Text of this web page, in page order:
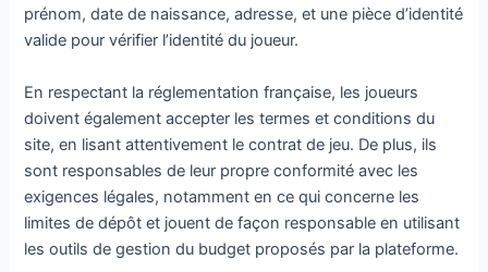
prénom, date de naissance, adresse, et une pièce d’identité
valide pour vérifier l’identité du joueur.
En respectant la réglementation française, les joueurs
doivent également accepter les termes et conditions du
site, en lisant attentivement le contrat de jeu. De plus, ils
sont responsables de leur propre conformité avec les
exigences légales, notamment en ce qui concerne les
limites de dépôt et jouent de façon responsable en utilisant
les outils de gestion du budget proposés par la plateforme.